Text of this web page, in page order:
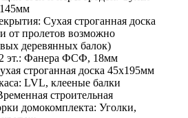
Сухая строганная доска
от пролетов возможно
деревянных балок)
эт.: Фанера ФСФ, 18мм
строганная доска 45х195мм
LVL, клееные балки
строительная
домокомплекта: Уголки,